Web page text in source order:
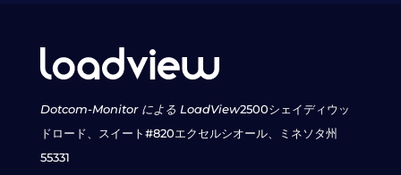
Dotcom-Monitor による LoadView2500シェイディウッ
ドロード、スイート#820エクセルシオール、ミネソタ州
55331